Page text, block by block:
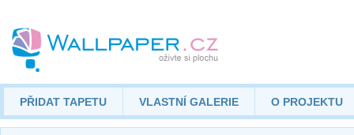
PŘIDAT TAPETU VLASTNÍ GALERIE O PROJEKTU